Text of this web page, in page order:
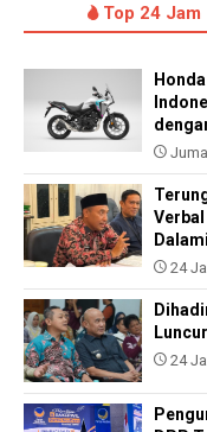
Top 24 Jam
Dalami
24
24